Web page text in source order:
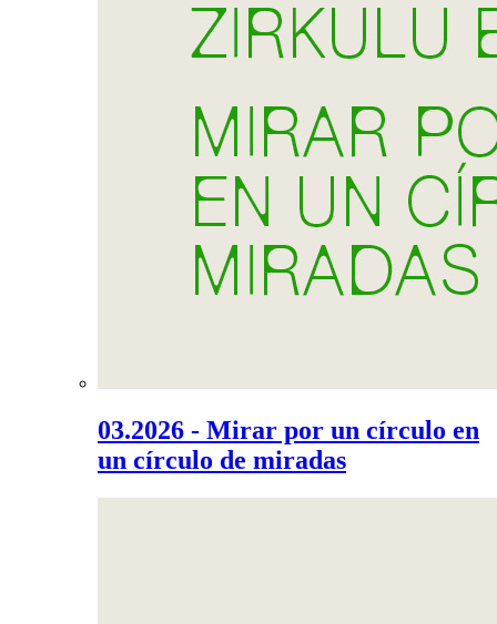
03.2026 - Mirar por un círculo en
un círculo de miradas